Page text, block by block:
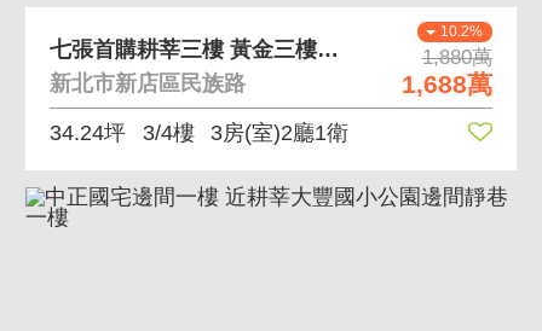
10.2%
1,880萬
1,688萬
七張首購耕莘三樓 黃金三樓免爬高格局方正好利用
新北市新店區民族路
34.24坪 3/4樓 3房(室)2廳1衛